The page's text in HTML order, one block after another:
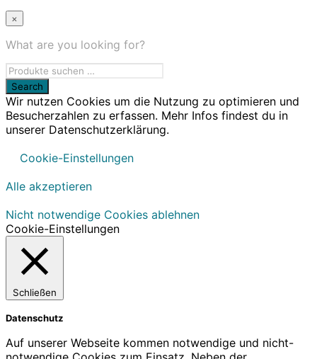
×
What are you looking for?
Wir nutzen Cookies um die Nutzung zu optimieren und
Besucherzahlen zu erfassen. Mehr Infos findest du in
unserer Datenschutzerklärung.
Cookie-Einstellungen
Alle akzeptieren
Nicht notwendige Cookies ablehnen
Cookie-Einstellungen
Schließen
Datenschutz
Auf unserer Webseite kommen notwendige und nicht-